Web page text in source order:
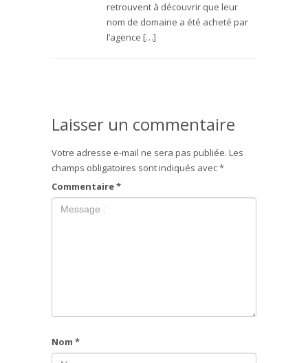
retrouvent à découvrir que leur
nom de domaine a été acheté par
l’agence […]
Laisser un commentaire
Votre adresse e-mail ne sera pas publiée. Les
champs obligatoires sont indiqués avec*
Commentaire*
Nom *